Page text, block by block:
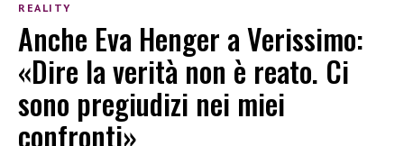
REALITY
Anche Eva Henger a Verissimo:
«Dire la verità non è reato. Ci
sono pregiudizi nei miei
confronti»